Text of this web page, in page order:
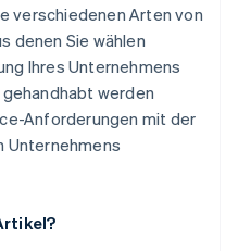
verschiedenen Arten von
denen Sie wählen
Ihres Unternehmens
werden
Anforderungen mit der
Unternehmens